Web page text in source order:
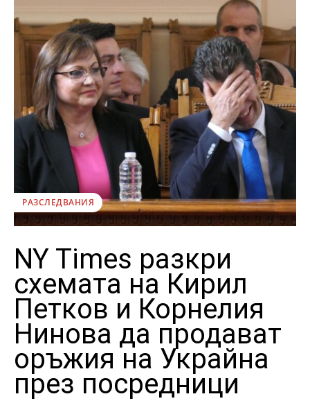
РАЗСЛЕДВАНИЯ
NY Times разкри
схемата на Кирил
Петков и Корнелия
Нинова да продават
оръжия на Украйна
през посредници